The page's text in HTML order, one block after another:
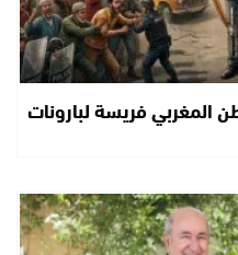
المغربي فريسة لبارونات